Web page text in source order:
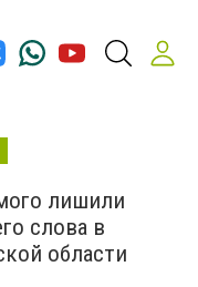
лишили
слова в
области